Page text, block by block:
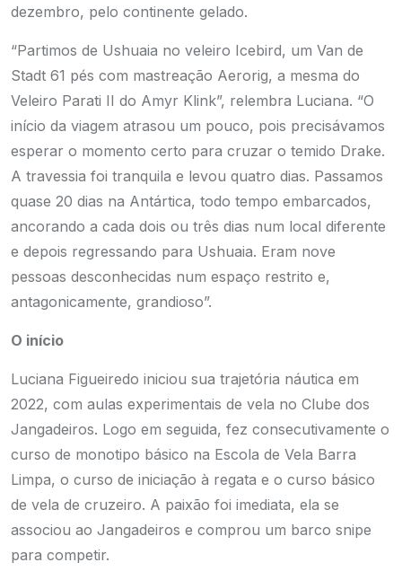
dezembro, pelo continente gelado.
“Partimos de Ushuaia no veleiro Icebird, um Van de
Stadt 61 pés com mastreação Aerorig, a mesma do
Veleiro Parati II do Amyr Klink”, relembra Luciana. “O
início da viagem atrasou um pouco, pois precisávamos
esperar o momento certo para cruzar o temido Drake.
A travessia foi tranquila e levou quatro dias. Passamos
quase 20 dias na Antártica, todo tempo embarcados,
ancorando a cada dois ou três dias num local diferente
e depois regressando para Ushuaia. Eram nove
pessoas desconhecidas num espaço restrito e,
antagonicamente, grandioso”.
O início
Luciana Figueiredo iniciou sua trajetória náutica em
2022, com aulas experimentais de vela no Clube dos
Jangadeiros. Logo em seguida, fez consecutivamente o
curso de monotipo básico na Escola de Vela Barra
Limpa, o curso de iniciação à regata e o curso básico
de vela de cruzeiro. A paixão foi imediata, ela se
associou ao Jangadeiros e comprou um barco snipe
para competir.